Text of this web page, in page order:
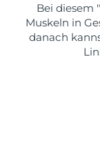
Bei diesem
Muskeln in
danach